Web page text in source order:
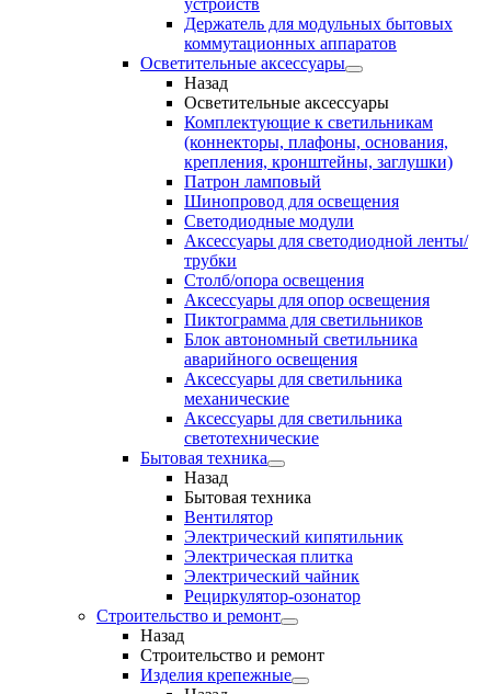
устройств
Держатель для модульных бытовых
коммутационных аппаратов
Осветительные аксессуары
Назад
Осветительные аксессуары
Комплектующие к светильникам
(коннекторы, плафоны, основания,
крепления, кронштейны, заглушки)
Патрон ламповый
Шинопровод для освещения
Светодиодные модули
Аксессуары для светодиодной ленты/
трубки
Столб/опора освещения
Аксессуары для опор освещения
Пиктограмма для светильников
Блок автономный светильника
аварийного освещения
Аксессуары для светильника
механические
Аксессуары для светильника
светотехнические
Бытовая техника
Назад
Бытовая техника
Вентилятор
Электрический кипятильник
Электрическая плитка
Электрический чайник
Рециркулятор-озонатор
Строительство и ремонт
Назад
Строительство и ремонт
Изделия крепежные